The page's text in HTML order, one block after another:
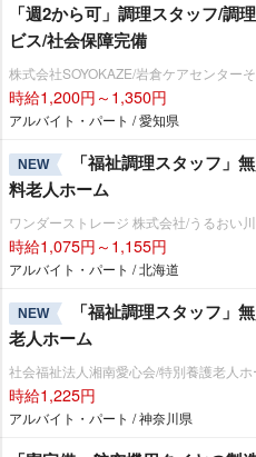
「週2から可」調理スタッフ/調
ビス/社会保障完備
株式会社SOYOKAZE/岩倉ケアセンター
時給1,200円～1,350円
アルバイト・パート / 愛知県
NEW
「福祉調理スタッフ」
料老人ホーム
ワンダーストレージ 株式会社/うるおい
時給1,075円～1,155円
アルバイト・パート / 北海道
NEW
「福祉調理スタッフ」
老人ホーム
社会福祉法人湘南愛心会/特別養護老人
時給1,225円
アルバイト・パート / 神奈川県